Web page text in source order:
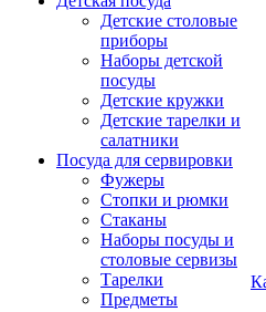
Детские столовые
приборы
Наборы детской
посуды
Детские кружки
Детские тарелки и
салатники
Посуда для сервировки
Фужеры
Стопки и рюмки
Стаканы
Наборы посуды и
столовые сервизы
Тарелки
Предметы